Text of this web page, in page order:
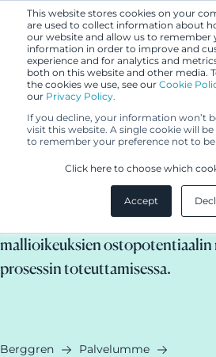
This website stores cookies on your
are used to collect information about
our website and allow us to remember
information in order to improve and
experience and for analytics and
both on this website and other media.
the cookies we use, see our Cookie
our Privacy Policy.
If you decline, your information won’t
visit this website. A single cookie will
to remember your preference not to
Click here to choose which
Accept
IPR
Autamme patenttien,
mallioikeuksien ostopotentiaalin
prosessin toteuttamisessa.
Berggren
Palvelumme